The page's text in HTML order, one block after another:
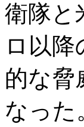
衛隊と
ロ以
的な脅
なった